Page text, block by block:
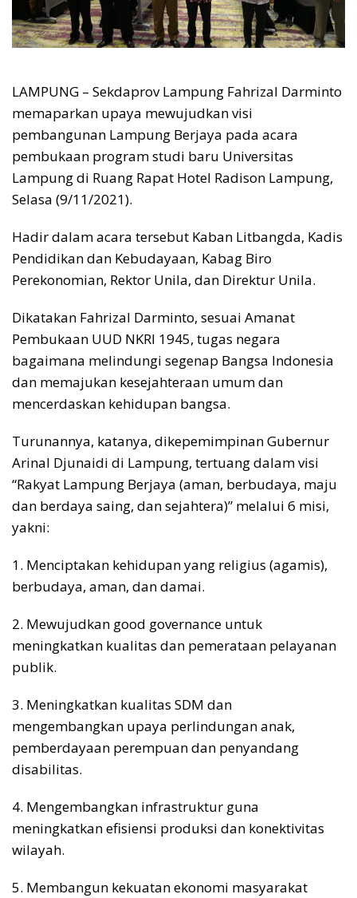
LAMPUNG – Sekdaprov Lampung Fahrizal Darminto
memaparkan upaya mewujudkan visi
pembangunan Lampung Berjaya pada acara
pembukaan program studi baru Universitas
Lampung di Ruang Rapat Hotel Radison Lampung,
Selasa (9/11/2021).
Hadir dalam acara tersebut Kaban Litbangda, Kadis
Pendidikan dan Kebudayaan, Kabag Biro
Perekonomian, Rektor Unila, dan Direktur Unila.
Dikatakan Fahrizal Darminto, sesuai Amanat
Pembukaan UUD NKRI 1945, tugas negara
bagaimana melindungi segenap Bangsa Indonesia
dan memajukan kesejahteraan umum dan
mencerdaskan kehidupan bangsa.
Turunannya, katanya, dikepemimpinan Gubernur
Arinal Djunaidi di Lampung, tertuang dalam visi
“Rakyat Lampung Berjaya (aman, berbudaya, maju
dan berdaya saing, dan sejahtera)” melalui 6 misi,
yakni:
1. Menciptakan kehidupan yang religius (agamis),
berbudaya, aman, dan damai.
2. Mewujudkan good governance untuk
meningkatkan kualitas dan pemerataan pelayanan
publik.
3. Meningkatkan kualitas SDM dan
mengembangkan upaya perlindungan anak,
pemberdayaan perempuan dan penyandang
disabilitas.
4. Mengembangkan infrastruktur guna
meningkatkan efisiensi produksi dan konektivitas
wilayah.
5. Membangun kekuatan ekonomi masyarakat